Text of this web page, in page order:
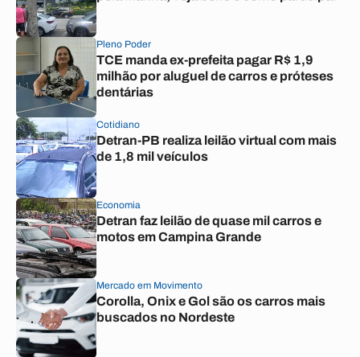
Pleno Poder
TCE manda ex-prefeita pagar R$ 1,9
milhão por aluguel de carros e próteses
dentárias
Cotidiano
Detran-PB realiza leilão virtual com mais
de 1,8 mil veículos
Economia
Detran faz leilão de quase mil carros e
motos em Campina Grande
Mercado em Movimento
Corolla, Onix e Gol são os carros mais
buscados no Nordeste